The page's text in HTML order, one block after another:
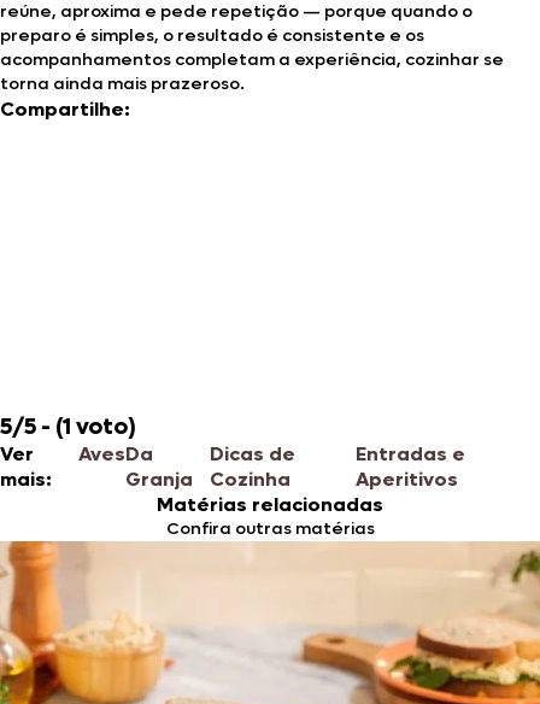
reúne, aproxima e pede repetição — porque quando o
preparo é simples, o resultado é consistente e os
acompanhamentos completam a experiência, cozinhar se
torna ainda mais prazeroso.
Compartilhe:
5/5 - (1 voto)
Ver
mais:
AvesDa
Granja
Dicas de
Cozinha
Entradas e
Aperitivos
Matérias relacionadas
Confira outras matérias